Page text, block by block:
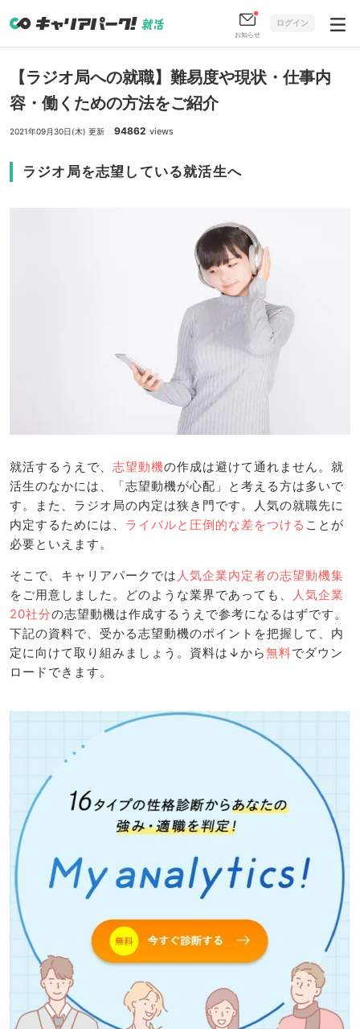
お知らせ
ログイン
【ラジオ局への就職】難易度や現状・仕事内
容・働くための方法をご紹介
2021年09月30日(木) 更新 94862 views
ラジオ局を志望している就活生へ
就活するうえで、 志望動機の作成は避けて通れません。就
活生のなかには、「志望動機が心配」と考える方は多いで
す。また、ラジオ局の内定は狭き門です。人気の就職先に
内定するためには、 ライバルと圧倒的な差をつける ことが
必要といえます。
そこで、キャリアパークでは 人気企業内定者の志望動機集
をご用意しました。どのような業界であっても、
人気企業
20社分の志望動機は作成するうえで参考になるはずです。
下記の資料で、受かる志望動機のポイントを把握して、内
定に向けて取り組みましょう。資料は↓から無料でダウン
ロードできます。